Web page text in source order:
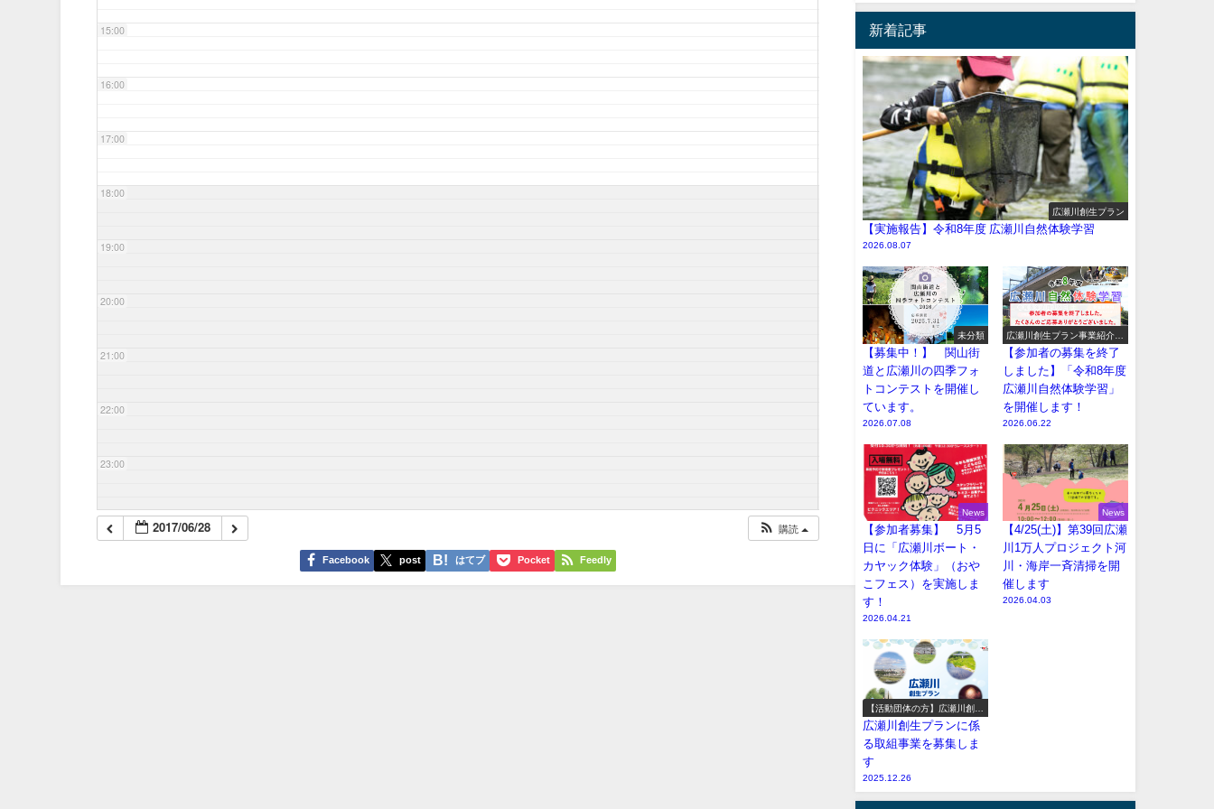
15:00
16:00
17:00
18:00
19:00
20:00
21:00
22:00
23:00
2017/06/28 購読
Facebook post はてブ Pocket Feedly
新着記事
広瀬川創生プラン
【実施報告】令和8年度 広瀬川自然体験学習
2026.08.07
未分類
【募集中！】 関山街
道と広瀬川の四季フォ
トコンテストを開催し
ています。
2026.07.08
広瀬川創生プラン事業紹介
（イベント系）
【参加者の募集を終了
しました】「令和8年度
広瀬川自然体験学習」
を開催します！
2026.06.22
News
【参加者募集】 5月5
日に「広瀬川ボート・
カヤック体験」（おや
こフェス）を実施しま
す！
2026.04.21
News
【4/25(土)】第39回広瀬
川1万人プロジェクト河
川・海岸一斉清掃を開
催します
2026.04.03
【活動団体の方】広瀬川創生
プラン参加事業の募集
広瀬川創生プランに係
る取組事業を募集しま
す
2025.12.26